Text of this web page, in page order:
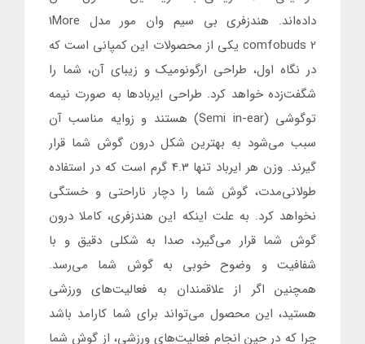
داده‌اند. هندزفری بی سیم وان مور مدل 1More
comfobuds 2 یکی از محصولات این کمپانی است که
در نگاه اول، طراحی ارگونومیک و زیبای آن، شما را
شگفت‌زده خواهد کرد. طراحی ایربادها به صورت نیمه
توگوشی (Semi in-ear) هستند و زوایه مناسب آن
سبب می‌شود به بهترین شکل درون گوش شما قرار
گیرند. وزن هر ایرباد تنها 4.3 گرم است که در استفاده
طولانی‌مدت، گوش شما را دچار ناراحتی و خستگی
نخواهد کرد. به علت اینکه این هندزفری، کاملا درون
گوش شما قرار می‌گیرد، صدا به شکلی دقیق و با
شفافیت و وضوح خوبی به گوش شما می‌رسد.
همچنین اگر از علاقمندان به فعالیت‌های ورزشی
هستید، این محصول می‌تواند برای شما کارامد باشد
چرا که در حین انجام فعالیت‌های ورزشی، از گوش شما